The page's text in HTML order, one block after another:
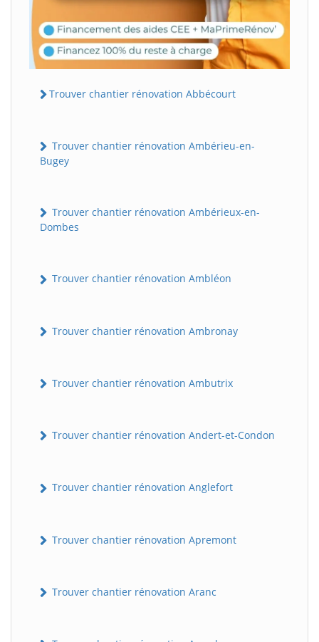
Trouver chantier rénovation Abbécourt
Trouver chantier rénovation Ambérieu-en-
Bugey
Trouver chantier rénovation Ambérieux-en-
Dombes
Trouver chantier rénovation Ambléon
Trouver chantier rénovation Ambronay
Trouver chantier rénovation Ambutrix
Trouver chantier rénovation Andert-et-Condon
Trouver chantier rénovation Anglefort
Trouver chantier rénovation Apremont
Trouver chantier rénovation Aranc